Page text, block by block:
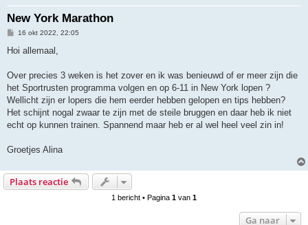
New York Marathon
B
r
h
16 okt 2022, 22:05
Hoi allemaal,
Over precies 3 weken is het zover en ik was benieuwd of er meer zijn die
het Sportrusten programma volgen en op 6-11 in New York lopen ?
Wellicht zijn er lopers die hem eerder hebben gelopen en tips hebben?
Het schijnt nogal zwaar te zijn met de steile bruggen en daar heb ik niet
echt op kunnen trainen. Spannend maar heb er al wel heel veel zin in!
Groetjes Alina
Plaats reactie
1 bericht • Pagina 1 van 1
Ga naar